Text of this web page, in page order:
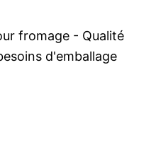
fromage - Qualité
d'emballage